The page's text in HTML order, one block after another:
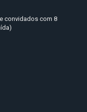
convidados com 8